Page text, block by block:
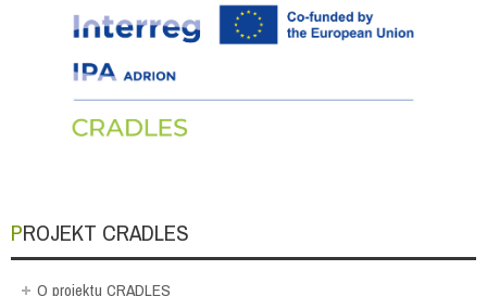
PROJEKT CRADLES
O projektu CRADLES